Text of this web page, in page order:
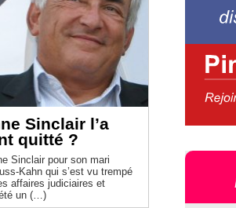
Sinclair l’a
quitté ?
Sinclair pour son mari
Kahn qui s’est vu trempé
affaires judiciaires et
un (…)